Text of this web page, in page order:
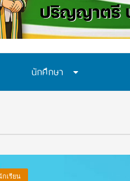
นักศึกษา
กเรียน